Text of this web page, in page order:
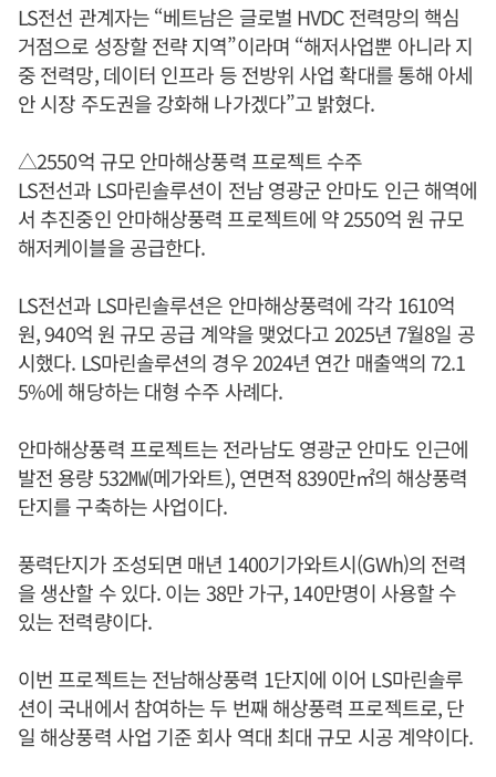
LS전선 관계자는 “베트남은 글로벌 HVDC 전력망의 핵심
거점으로 성장할 전략 지역”이라며 “해저사업뿐 아니라 지
중 전력망, 데이터 인프라 등 전방위 사업 확대를 통해 아세
안 시장 주도권을 강화해 나가겠다”고 밝혔다.
△2550억 규모 안마해상풍력 프로젝트 수주
LS전선과 LS마린솔루션이 전남 영광군 안마도 인근 해역에
서 추진중인 안마해상풍력 프로젝트에 약 2550억 원 규모
해저케이블을 공급한다.
LS전선과 LS마린솔루션은 안마해상풍력에 각각 1610억
원, 940억 원 규모 공급 계약을 맺었다고 2025년 7월8일 공
시했다. LS마린솔루션의 경우 2024년 연간 매출액의 72.1
5%에 해당하는 대형 수주 사례다.
안마해상풍력 프로젝트는 전라남도 영광군 안마도 인근에
발전 용량 532㎿(메가와트), 연면적 8390만㎡의 해상풍력
단지를 구축하는 사업이다.
풍력단지가 조성되면 매년 1400기가와트시(GWh)의 전력
을 생산할 수 있다. 이는 38만 가구, 140만명이 사용할 수
있는 전력량이다.
이번 프로젝트는 전남해상풍력 1단지에 이어 LS마린솔루
션이 국내에서 참여하는 두 번째 해상풍력 프로젝트로, 단
일 해상풍력 사업 기준 회사 역대 최대 규모 시공 계약이다.